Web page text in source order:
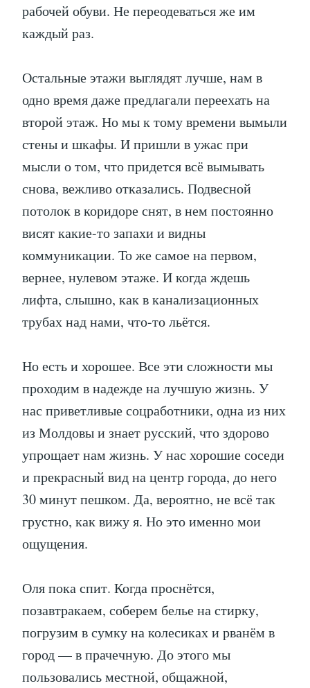
рабочей обуви. Не переодеваться же им
каждый раз.
Остальные этажи выглядят лучше, нам в
одно время даже предлагали переехать на
второй этаж. Но мы к тому времени вымыли
стены и шкафы. И пришли в ужас при
мысли о том, что придется всё вымывать
снова, вежливо отказались. Подвесной
потолок в коридоре снят, в нем постоянно
висят какие-то запахи и видны
коммуникации. То же самое на первом,
вернее, нулевом этаже. И когда ждешь
лифта, слышно, как в канализационных
трубах над нами, что-то льётся.
Но есть и хорошее. Все эти сложности мы
проходим в надежде на лучшую жизнь. У
нас приветливые соцработники, одна из них
из Молдовы и знает русский, что здорово
упрощает нам жизнь. У нас хорошие соседи
и прекрасный вид на центр города, до него
30 минут пешком. Да, вероятно, не всё так
грустно, как вижу я. Но это именно мои
ощущения.
Оля пока спит. Когда проснётся,
позавтракаем, соберем белье на стирку,
погрузим в сумку на колесиках и рванём в
город — в прачечную. До этого мы
пользовались местной, общажной,